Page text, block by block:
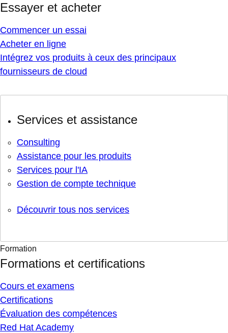
Essayer et acheter
Commencer un essai
Acheter en ligne
Intégrez vos produits à ceux des principaux
fournisseurs de cloud
Services et assistance
Consulting
Assistance pour les produits
Services pour l'IA
Gestion de compte technique
Découvrir tous nos services
Formation
Formations et certifications
Cours et examens
Certifications
Évaluation des compétences
Red Hat Academy